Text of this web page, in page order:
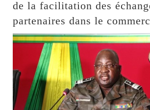
de la facilitation des
partenaires dans le